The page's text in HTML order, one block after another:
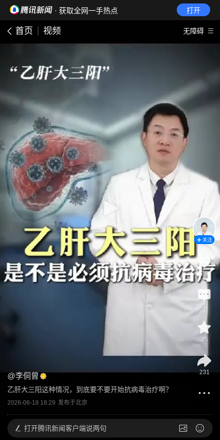
· 获取全网一手热点 打开
首页 视频 无障碍
@李侗曾
乙肝大三阳这种情况，到底要不要开始抗病毒治疗啊？
2026-06-18 18:29 发布于北京
关注
28
1
25
231
打开腾讯新闻客户端说两句